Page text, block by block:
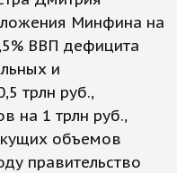
Минфина на
ВВП дефицита
и
трлн руб.,
на 1 трлн руб.,
объемов
правительство